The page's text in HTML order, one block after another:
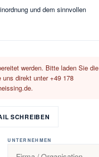
und dem sinnvollen
werden. Bitte laden Sie die
direkt unter +49 178
SCHREIBEN
UNTERNEHMEN